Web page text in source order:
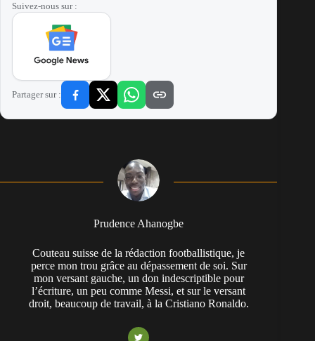
Suivez-nous sur :
Partager sur :
Prudence Ahanogbe
Couteau suisse de la rédaction footballistique, je
perce mon trou grâce au dépassement de soi. Sur
mon versant gauche, un don indescriptible pour
l’écriture, un peu comme Messi, et sur le versant
droit, beaucoup de travail, à la Cristiano Ronaldo.